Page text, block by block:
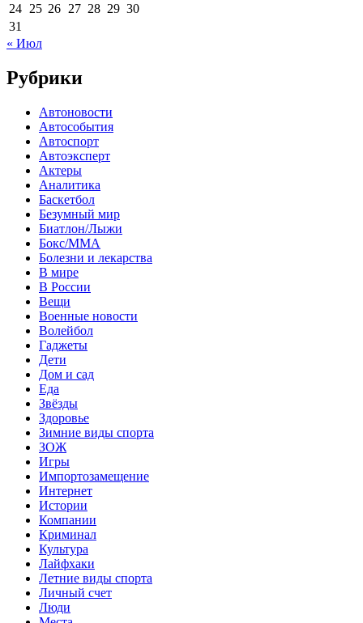
24 25 26 27 28 29 30
31
« Июл
Рубрики
Автоновости
Автособытия
Автоспорт
Автоэксперт
Актеры
Аналитика
Баскетбол
Безумный мир
Биатлон/Лыжи
Бокс/MMA
Болезни и лекарства
В мире
В России
Вещи
Военные новости
Волейбол
Гаджеты
Дети
Дом и сад
Еда
Звёзды
Здоровье
Зимние виды спорта
ЗОЖ
Игры
Импортозамещение
Интернет
Истории
Компании
Криминал
Культура
Лайфхаки
Летние виды спорта
Личный счет
Люди